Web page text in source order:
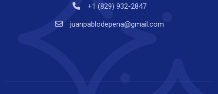
+1 (829) 932-2847
juanpablodepena@gmail.com